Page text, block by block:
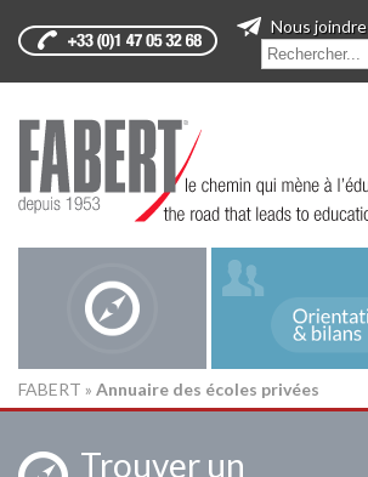
Nous joindre
FABERT » Annuaire des écoles privées
Trouver un